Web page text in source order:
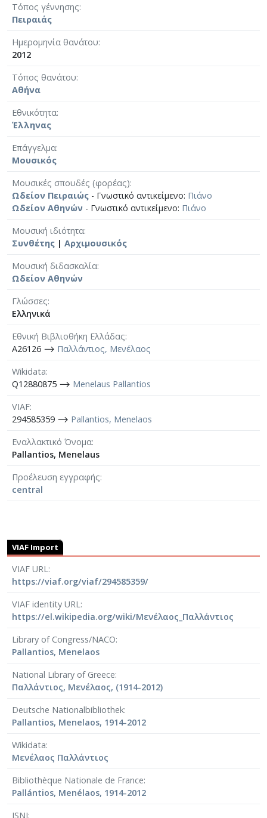
Τόπος γέννησης
Πειραιάς
Ημερομηνία θανάτου
2012
Τόπος θανάτου
Αθήνα
Εθνικότητα
Έλληνας
Επάγγελμα
Μουσικός
Μουσικές σπουδές (φορέας)
Ωδείον Πειραιώς - Γνωστικό αντικείμενο: Πιάνο
Ωδείον Αθηνών - Γνωστικό αντικείμενο: Πιάνο
Μουσική ιδιότητα
Συνθέτης | Αρχιμουσικός
Μουσική διδασκαλία
Ωδείον Αθηνών
Γλώσσες
Ελληνικά
Εθνική Βιβλιοθήκη Ελλάδας
A26126 ⟶ Παλλάντιος, Μενέλαος
Wikidata
Q12880875 ⟶ Menelaus Pallantios
VIAF
294585359 ⟶ Pallantios, Menelaos
Εναλλακτικό Όνομα
Pallantios, Menelaus
Προέλευση εγγραφής
central
VIAF Import
VIAF URL
https://viaf.org/viaf/294585359/
VIAF identity URL
https://el.wikipedia.org/wiki/Μενέλαος_Παλλάντιος
Library of Congress/NACO
Pallantios, Menelaos
National Library of Greece
Παλλάντιος, Μενέλαος, (1914-2012)
Deutsche Nationalbibliothek
Pallantios, Menelaos, 1914-2012
Wikidata
Μενέλαος Παλλάντιος
Bibliothèque Nationale de France
Pallántios, Menélaos, 1914-2012
ISNI